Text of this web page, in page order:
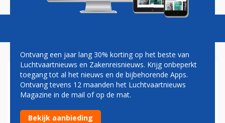
QATAR AIRWAYS MET A350-
1000 NAAR ADELAIDE
Ontvang een jaar lang 30% korting op het beste van
Luchtvaartnieuws en Zakenreisnieuws. Krijg onbeperkt
toegang tot al het nieuws en de bijbehorende Apps.
Ontvang tevens 12 maanden het Luchtvaartnieuws
Magazine in de mail of op de mat.
Bekijk aanbieding